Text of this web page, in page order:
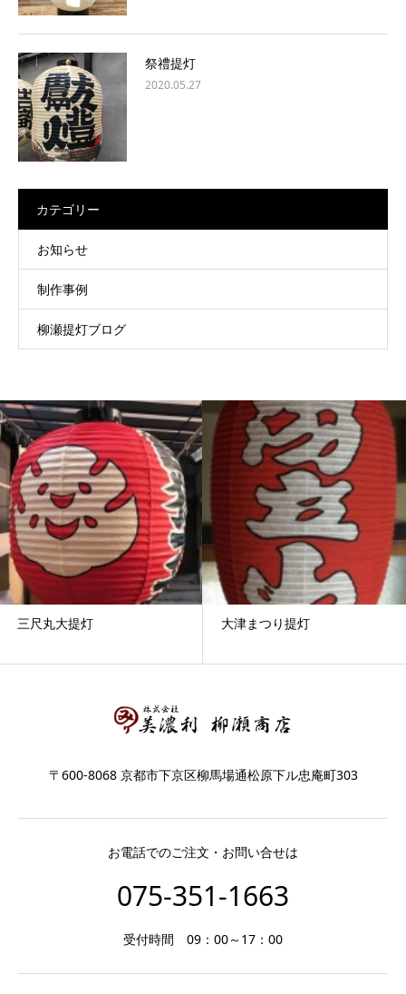
祭禮提灯
2020.05.27
カテゴリー
お知らせ
制作事例
柳瀬提灯ブログ
三尺丸大提灯 大津まつり提灯
〒600-8068 京都市下京区柳馬場通松原下ル忠庵町303
お電話でのご注文・お問い合せは
075-351-1663
受付時間 09：00～17：00